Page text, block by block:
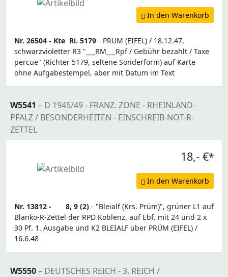
In den Warenkorb
Nr. 26504 - Kte Ri. 5179 - PRÜM (EIFEL) / 18.12.47,
schwarzvioletter R3 "___RM___Rpf / Gebühr bezahlt / Taxe
percue" (Richter 5179, seltene Sonderform) auf Karte
ohne Aufgabestempel, aber mit Datum im Text
W5541 – D 1945/49 - FRANZ. ZONE - RHEINLAND-
PFALZ / BESONDERHEITEN - EINSCHREIB-NOT-R-
ZETTEL
18,- €*
In den Warenkorb
Nr. 13812 - 8, 9 (2) - "Bleialf (Krs. Prüm)", grüner L1 auf
Blanko-R-Zettel der RPD Koblenz, auf Ebf. mit 24 und 2 x
30 Pf. 1. Ausgabe und K2 BLEIALF über PRÜM (EIFEL) /
16.6.48
W5550– DEUTSCHES REICH - 3. REICH /